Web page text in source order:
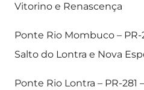
Vitorino e Renascença
Ponte Rio Mombuco –
Salto do Lontra e Nova
Ponte Rio Lontra – PR-281